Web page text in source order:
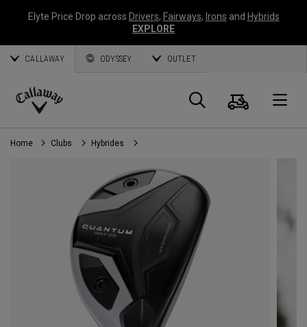
Elyte Price Drop across Drivers, Fairways, Irons and Hybrids
EXPLORE
CALLAWAY ODYSSEY OUTLET
Callaway
Golf
Panier
Home Clubs Hybrides